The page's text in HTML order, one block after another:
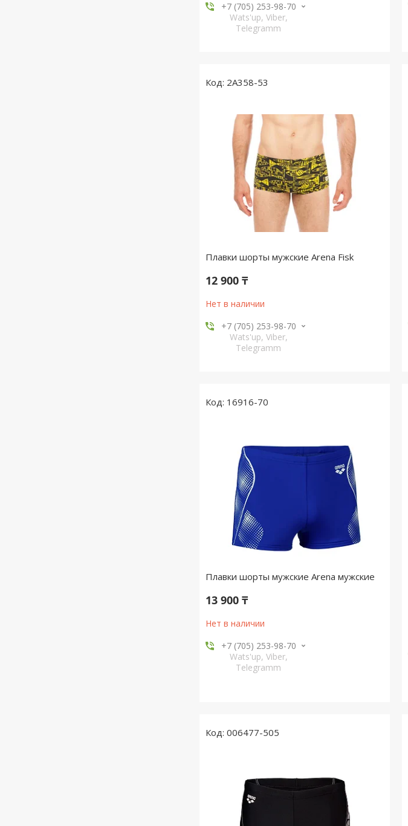
+7 (705) 253-98-70
Wats'up, Viber,
Telegramm
2A358-53
Плавки шорты мужские Arena Fisk
12 900 ₸
Нет в наличии
+7 (705) 253-98-70
Wats'up, Viber,
Telegramm
16916-70
Плавки шорты мужские Arena мужские
13 900 ₸
Нет в наличии
+7 (705) 253-98-70
Wats'up, Viber,
Telegramm
006477-505